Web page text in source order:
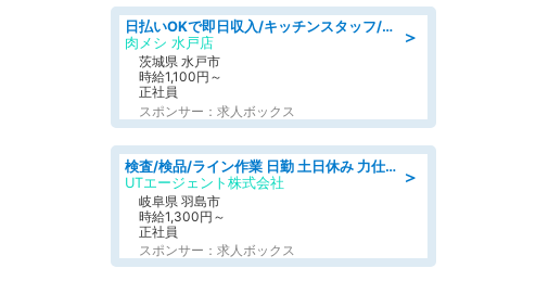
＞
日払いOKで即日収入/キッチンスタッフ/「原付免許必須」デリバリー業務など、自己成長可能な幅広い仕事に挑戦!髪型自由&ピアス・ネイルOK/茨城県/水戸市
肉メシ 水戸店
茨城県 水戸市
時給1,100円～
正社員
スポンサー：求人ボックス
＞
検査/検品/ライン作業 日勤 土日休み 力仕事ほぼなし 座り作業メイン 検品·検査
UTエージェント株式会社
岐阜県 羽島市
時給1,300円～
正社員
スポンサー：求人ボックス